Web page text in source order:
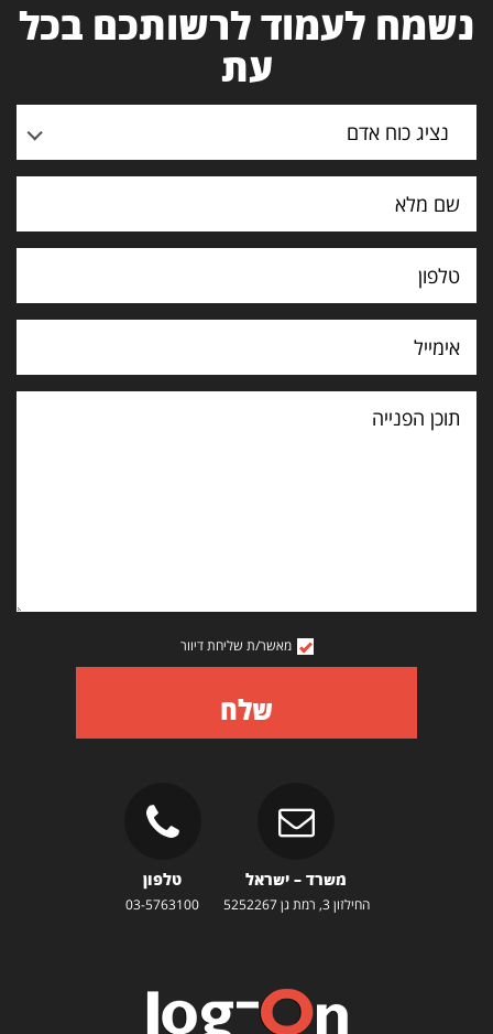
נשמח לעמוד לרשותכם בכל
עת
נציג כוח אדם
תוכן
הפנייה
מאשר/ת שליחת דיוור
שלח
משרד – ישראל
החילזון 3, רמת גן 5252267
טלפון
03-5763100